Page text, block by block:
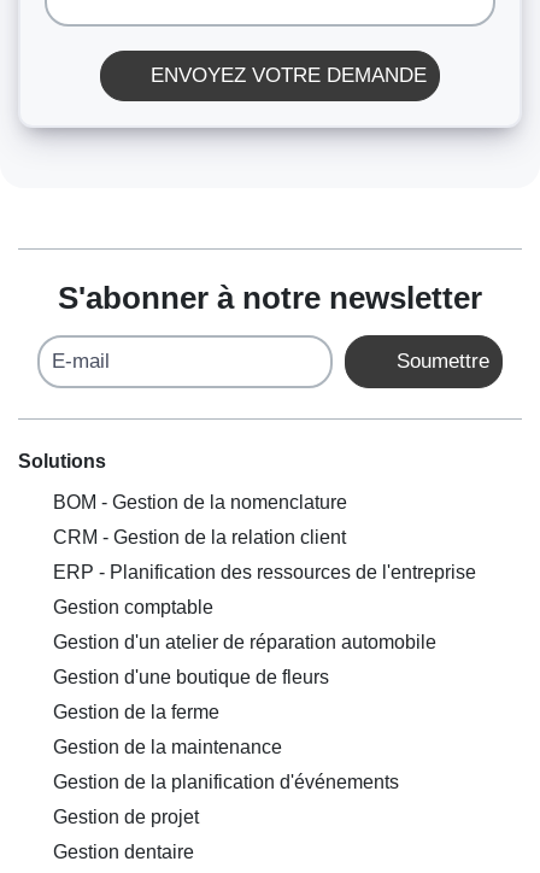
ENVOYEZ VOTRE DEMANDE
S'abonner à notre newsletter
E-mail Soumettre
Solutions
BOM - Gestion de la nomenclature
CRM - Gestion de la relation client
ERP - Planification des ressources de l'entreprise
Gestion comptable
Gestion d'un atelier de réparation automobile
Gestion d'une boutique de fleurs
Gestion de la ferme
Gestion de la maintenance
Gestion de la planification d'événements
Gestion de projet
Gestion dentaire